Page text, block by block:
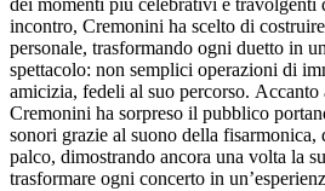
dei momenti più celebrativi e travolgenti
incontro, Cremonini ha scelto di
personale, trasformando ogni duetto in
spettacolo: non semplici operazioni di
amicizia, fedeli al suo percorso. Accanto
Cremonini ha sorpreso il pubblico
sonori grazie al suono della fisarmonica,
palco, dimostrando ancora una volta la
trasformare ogni concerto in